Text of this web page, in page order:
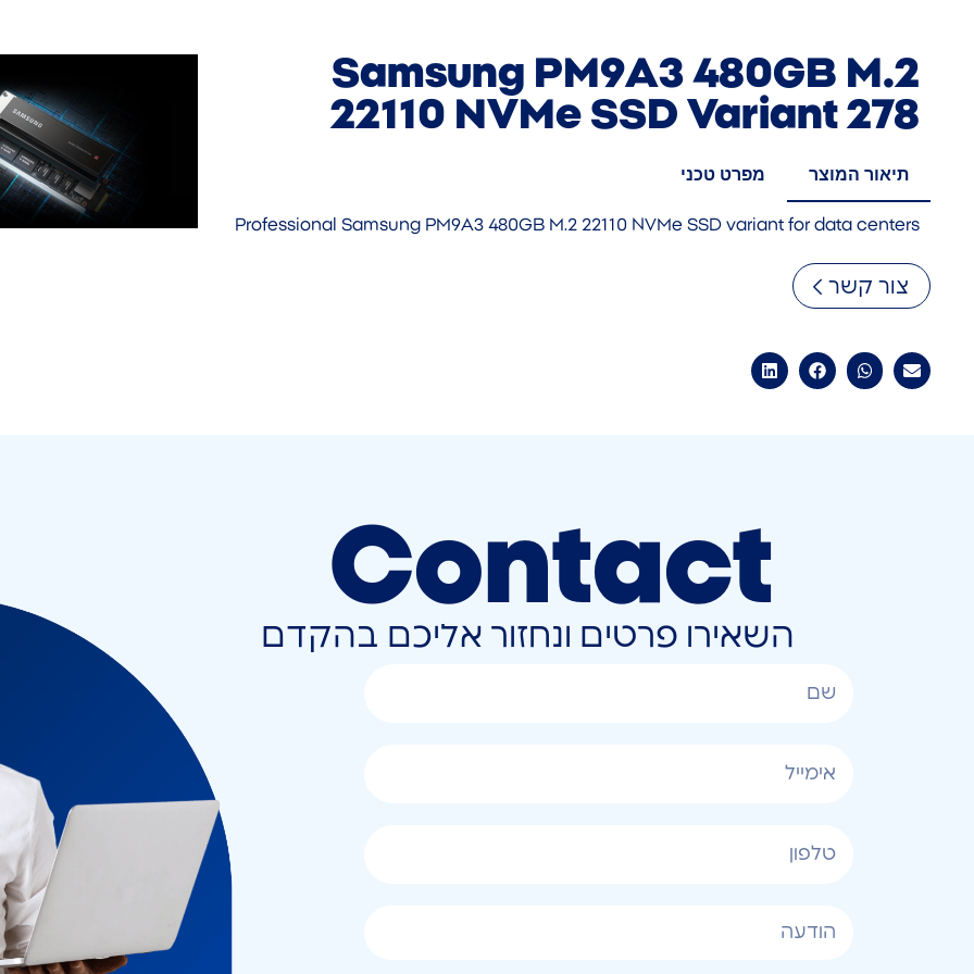
Samsung PM9A3 480GB M.2
22110 NVMe SSD Variant 278
תיאור המוצר מפרט טכני
Professional Samsung PM9A3 480GB M.2 22110 NVMe SSD variant for data centers
צור קשר
Contact
השאירו פרטים ונחזור אליכם בהקדם